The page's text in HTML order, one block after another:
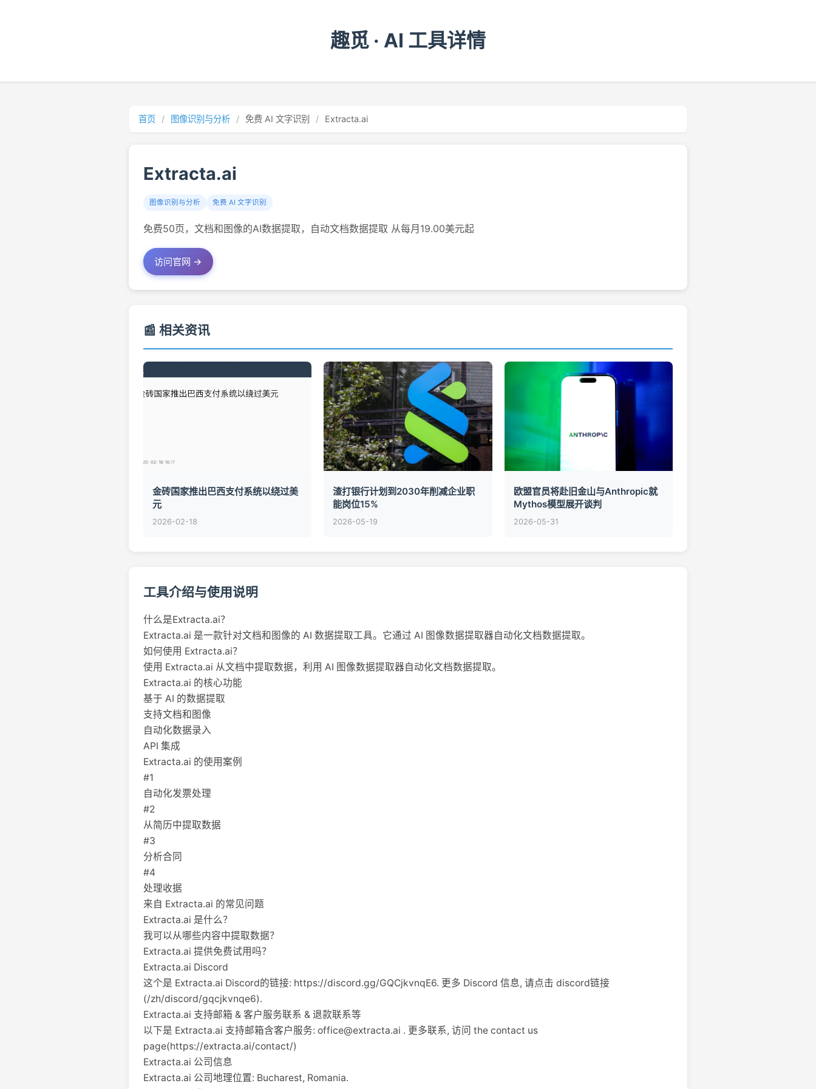
趣觅 · AI 工具详情
首页 / 图像识别与分析 / 免费 AI 文字识别 / Extracta.ai
Extracta.ai
图像识别与分析 免费 AI 文字识别
免费50页，文档和图像的AI数据提取，自动文档数据提取 从每月19.00美元起
访问官网 →
📰 相关资讯
金砖国家推出巴西支付系统以绕过美
元
2026-02-18
渣打银行计划到2030年削减企业职
能岗位15%
2026-05-19
欧盟官员将赴旧金山与Anthropic就
Mythos模型展开谈判
2026-05-31
工具介绍与使用说明
什么是Extracta.ai？
Extracta.ai 是一款针对文档和图像的 AI 数据提取工具。它通过 AI 图像数据提取器自动化文档数据提取。
如何使用 Extracta.ai？
使用 Extracta.ai 从文档中提取数据，利用 AI 图像数据提取器自动化文档数据提取。
Extracta.ai 的核心功能
基于 AI 的数据提取
支持文档和图像
自动化数据录入
API 集成
Extracta.ai 的使用案例
#1
自动化发票处理
#2
从简历中提取数据
#3
分析合同
#4
处理收据
来自 Extracta.ai 的常见问题
Extracta.ai 是什么？
我可以从哪些内容中提取数据？
Extracta.ai 提供免费试用吗？
Extracta.ai Discord
这个是 Extracta.ai Discord的链接: https://discord.gg/GQCjkvnqE6. 更多 Discord 信息, 请点击 discord链接
(/zh/discord/gqcjkvnqe6).
Extracta.ai 支持邮箱 & 客户服务联系 & 退款联系等
以下是 Extracta.ai 支持邮箱含客户服务: office@extracta.ai . 更多联系, 访问 the contact us
page(https://extracta.ai/contact/)
Extracta.ai 公司信息
Extracta.ai 公司地理位置: Bucharest, Romania.